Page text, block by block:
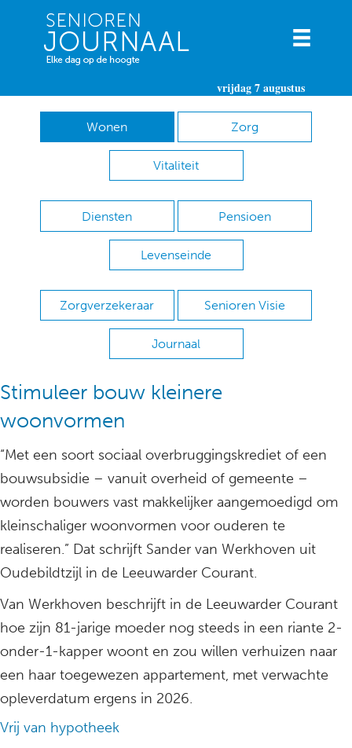
vrijdag 7 augustus
Wonen Zorg
Vitaliteit
Diensten Pensioen
Levenseinde
Zorgverzekeraar Senioren Visie
Journaal
Stimuleer bouw kleinere
woonvormen
“Met een soort sociaal overbruggingskrediet of een
bouwsubsidie – vanuit overheid of gemeente –
worden bouwers vast makkelijker aangemoedigd om
kleinschaliger woonvormen voor ouderen te
realiseren.” Dat schrijft Sander van Werkhoven uit
Oudebildtzijl in de Leeuwarder Courant.
Van Werkhoven beschrijft in de Leeuwarder Courant
hoe zijn 81-jarige moeder nog steeds in een riante 2-
onder-1-kapper woont en zou willen verhuizen naar
een haar toegewezen appartement, met verwachte
opleverdatum ergens in 2026.
Vrij van hypotheek